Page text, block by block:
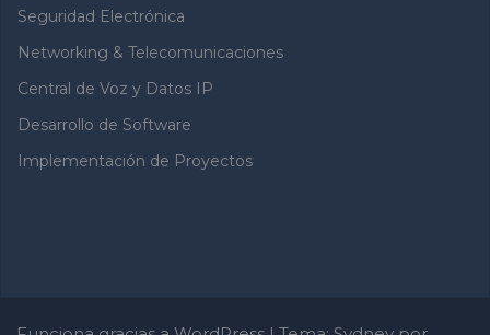
Seguridad Electrónica
Networking & Telecomunicaciones
Central de Voz y Datos IP
Desarrollo de Software
Implementación de Proyectos